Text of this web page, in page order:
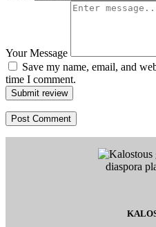
Your Message
Save my name, email, and
time I comment.
Submit review